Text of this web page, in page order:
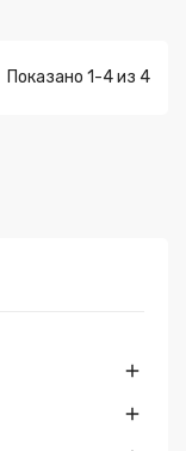
Показано 1-4 из 4

